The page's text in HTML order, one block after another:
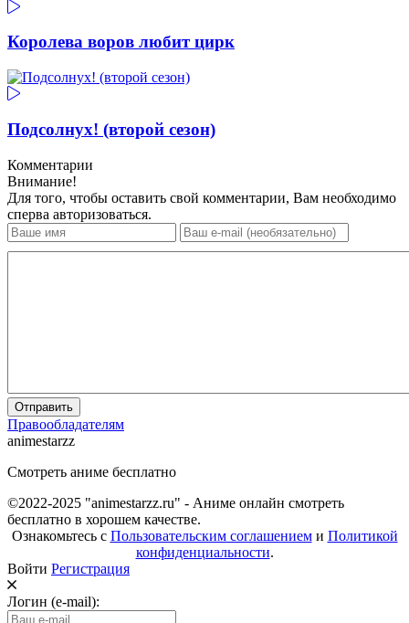
Королева воров любит цирк
Подсолнух! (второй сезон)
Комментарии
Внимание!
Для того, чтобы оставить свой комментарии, Вам необходимо
сперва авторизоваться.
Отправить
Правообладателям
animestarzz
Смотреть аниме бесплатно
©2022-2025 "animestarzz.ru" - Аниме онлайн смотреть
бесплатно в хорошем качестве.
Ознакомьтесь с Пользовательским соглашениеми Политикой
конфиденциальности.
Войти Регистрация
Логин (e-mail):